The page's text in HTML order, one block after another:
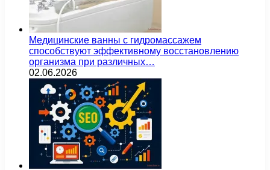
Медицинские ванны с гидромассажем
способствуют эффективному восстановлению
организма при различных…
02.06.2026